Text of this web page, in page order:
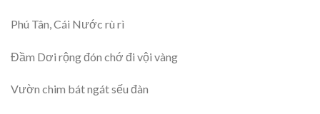
Phú Tân, Cái Nước rù rì
Đầm Dơi rộng đón chớ đi vội vàng
Vườn chim bát ngát sếu đàn